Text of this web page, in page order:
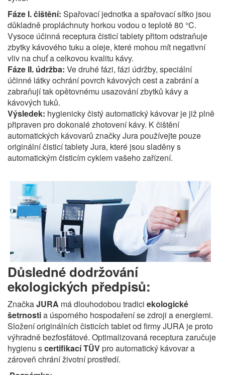
Fáze I. čištění: Spařovací jednotka a spařovací sítko jsou
důkladně propláchnuty horkou vodou o teplotě 80 °C.
Vysoce účinná receptura čisticí tablety přitom odstraňuje
zbytky kávového tuku a oleje, které mohou mít negativní
vliv na chuť a celkovou kvalitu kávy.
Fáze II. údržba: Ve druhé fázi, fázi údržby, speciální
účinné látky ochrání povrch kávových cest a zabrání a
zabraňují tak opětovnému usazování zbytků kávy a
kávových tuků.
Výsledek: hygienicky čistý automatický kávovar je již plně
připraven pro dokonalé zhotovení kávy. K čištění
automatických kávovarů značky Jura používejte pouze
originální čisticí tablety Jura, které jsou sladěny s
automatickým čisticím cyklem vašeho zařízení.
Důsledné dodržování
ekologických předpisů:
ZnačkaJURA má dlouhodobou tradici ekologické
šetrnostia úsporného hospodaření se zdroji a energiemi.
Složení originálních čisticích tablet od firmy JURA je proto
výhradně bezfosfátové. Optimalizovaná receptura zaručuje
hygienu scertifikací TÜVpro automatický kávovar a
zároveň chrání životní prostředí.